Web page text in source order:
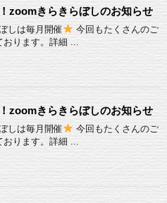
zoomきらきらぼしのお知らせ
しは毎月開催
今回もたくさんのご
おります。詳細 ...
zoomきらきらぼしのお知らせ
しは毎月開催
今回もたくさんのご
おります。詳細 ...